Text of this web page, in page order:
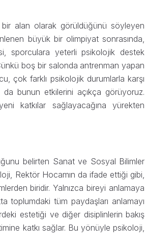
bir alan olarak görüldüğünü söyleyen
büyük bir olimpiyat sonrasında,
sporculara yeterli psikolojik destek
boş bir salonda antrenman yapan
çok farklı psikolojik durumlarla karşı
bunun etkilerini açıkça görüyoruz.
katkılar sağlayacağına yürekten
belirten Sanat ve Sosyal Bilimler
Rektör Hocamın da ifade ettiği gibi,
biridir. Yalnızca bireyi anlamaya
toplumdaki tüm paydaşları anlamayı
estetiği ve diğer disiplinlerin bakış
katkı sağlar. Bu yönüyle psikoloji,